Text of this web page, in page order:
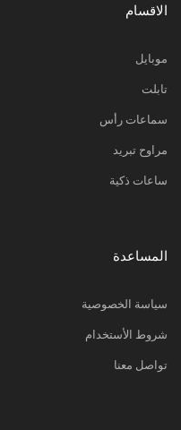
الاقسام
موبايل
تابلت
سماعات رأس
مراوح تبريد
ساعات ذكية
المساعدة
سياسة الخصوصية
شروط الأستخدام
تواصل معنا